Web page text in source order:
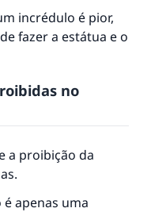
incrédulo é pior,
fazer a estátua e o
no
a proibição da
apenas uma